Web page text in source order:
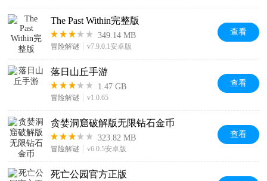
The Past Within完整版
349.14 MB
冒险解谜 v7.9.0.1安卓版
查看
落日山丘手游
1.47 GB
冒险解谜 v1.0.65
查看
贪婪洞窟破解版无限钻石金币
323.82 MB
冒险解谜 v6.0.5安卓版
查看
死亡公园官方正版